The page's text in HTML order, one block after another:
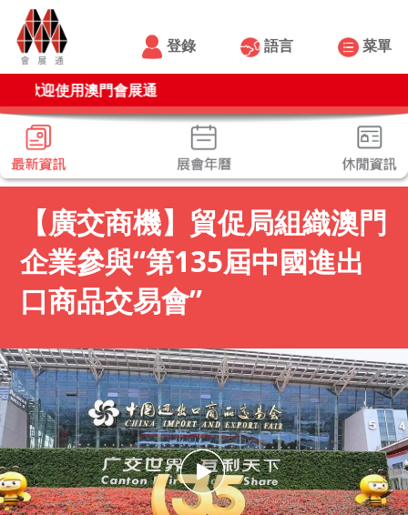
登錄 語言 菜單
澳門會展通
【廣交商機】貿促局組織澳門
企業參與“第135屆中國進出
口商品交易會”